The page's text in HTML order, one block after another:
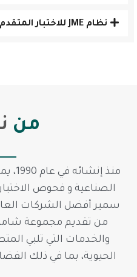
نظام JME للاختبار المتقدم
من
منذ
الصناعية و فحوص
سمير أفضل الشركات
من تقديم مجموعة
والخدمات التي تلبي
الحيوية، بما في ذلك